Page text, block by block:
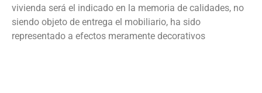
vivienda será el indicado en la memoria de calidades, no
siendo objeto de entrega el mobiliario, ha sido
representado a efectos meramente decorativos